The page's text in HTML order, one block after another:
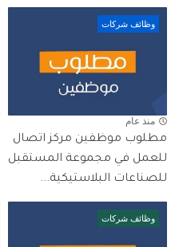
وظائف شركات
منذ عام
مطلوب موظفين مركز اتصال
للعمل في مجموعة المستقبل
للصناعات البلاستيكية...
وظائف شركات